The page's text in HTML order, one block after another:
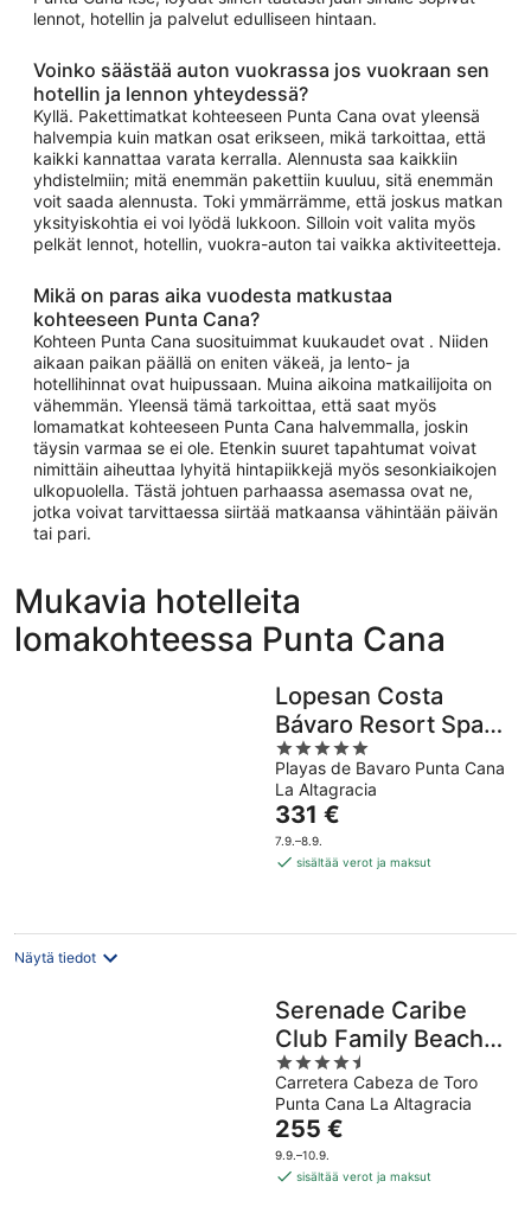
lennot, hotellin ja palvelut edulliseen hintaan.
Voinko säästää auton vuokrassa jos vuokraan sen
hotellin ja lennon yhteydessä?
Kyllä. Pakettimatkat kohteeseen Punta Cana ovat yleensä
halvempia kuin matkan osat erikseen, mikä tarkoittaa, että
kaikki kannattaa varata kerralla. Alennusta saa kaikkiin
yhdistelmiin; mitä enemmän pakettiin kuuluu, sitä enemmän
voit saada alennusta. Toki ymmärrämme, että joskus matkan
yksityiskohtia ei voi lyödä lukkoon. Silloin voit valita myös
pelkät lennot, hotellin, vuokra-auton tai vaikka aktiviteetteja.
Mikä on paras aika vuodesta matkustaa
kohteeseen Punta Cana?
Kohteen Punta Cana suosituimmat kuukaudet ovat . Niiden
aikaan paikan päällä on eniten väkeä, ja lento- ja
hotellihinnat ovat huipussaan. Muina aikoina matkailijoita on
vähemmän. Yleensä tämä tarkoittaa, että saat myös
lomamatkat kohteeseen Punta Cana halvemmalla, joskin
täysin varmaa se ei ole. Etenkin suuret tapahtumat voivat
nimittäin aiheuttaa lyhyitä hintapiikkejä myös sesonkiaikojen
ulkopuolella. Tästä johtuen parhaassa asemassa ovat ne,
jotka voivat tarvittaessa siirtää matkaansa vähintään päivän
tai pari.
Mukavia hotelleita
lomakohteessa Punta Cana
Lopesan Costa
Bávaro Resort Spa &
Casino - All
Inclusive
5
out
of
5
Playas de Bavaro Punta Cana
La Altagracia
Hinta
on
331 €
331 €
7.9.–8.9.
sisältää verot ja maksut
Näytä tiedot
Serenade Caribe
Club Family Beach
Resort – All
Inclusive
4.5
out
of
5
Carretera Cabeza de Toro
Punta Cana La Altagracia
Hinta
on
255 €
255 €
9.9.–10.9.
sisältää verot ja maksut